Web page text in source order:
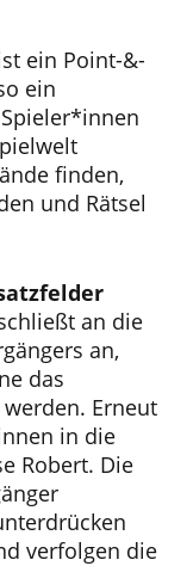
ein Point-&-
ein
finden,
und Rätsel
an die
an,
das
Erneut
in die
Robert. Die
verfolgen die